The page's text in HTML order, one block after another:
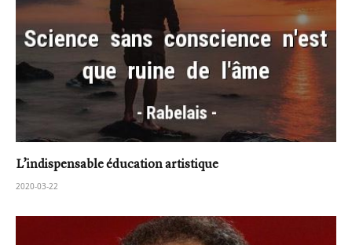
L’indispensable éducation artistique
2020-03-22